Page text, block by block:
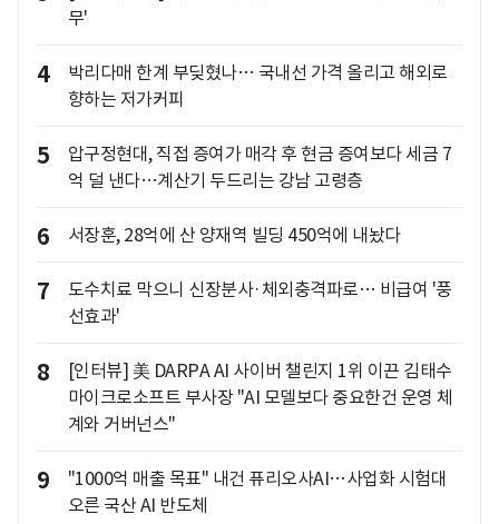
무'
4
박리다매 한계 부딪혔나… 국내선 가격 올리고 해외로
향하는 저가커피
5
압구정현대, 직접 증여가 매각 후 현금 증여보다 세금 7
억 덜 낸다…계산기 두드리는 강남 고령층
6 서장훈, 28억에 산 양재역 빌딩 450억에 내놨다
7
도수치료 막으니 신장분사·체외충격파로… 비급여 '풍
선효과'
8
[인터뷰] 美 DARPA AI 사이버 챌린지 1위 이끈 김태수
마이크로소프트 부사장 "AI 모델보다 중요한건 운영 체
계와 거버넌스"
9
"1000억 매출 목표" 내건 퓨리오사AI…사업화 시험대
오른 국산 AI 반도체